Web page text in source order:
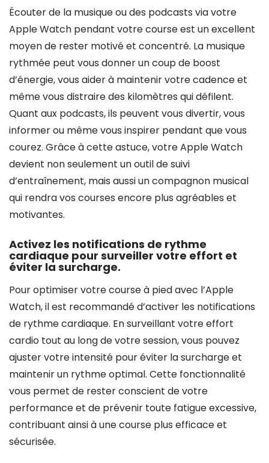
Écouter de la musique ou des podcasts via votre
Apple Watch pendant votre course est un excellent
moyen de rester motivé et concentré. La musique
rythmée peut vous donner un coup de boost
d’énergie, vous aider à maintenir votre cadence et
même vous distraire des kilomètres qui défilent.
Quant aux podcasts, ils peuvent vous divertir, vous
informer ou même vous inspirer pendant que vous
courez. Grâce à cette astuce, votre Apple Watch
devient non seulement un outil de suivi
d’entraînement, mais aussi un compagnon musical
qui rendra vos courses encore plus agréables et
motivantes.
Activez les notifications de rythme
cardiaque pour surveiller votre effort et
éviter la surcharge.
Pour optimiser votre course à pied avec l’Apple
Watch, il est recommandé d’activer les notifications
de rythme cardiaque. En surveillant votre effort
cardio tout au long de votre session, vous pouvez
ajuster votre intensité pour éviter la surcharge et
maintenir un rythme optimal. Cette fonctionnalité
vous permet de rester conscient de votre
performance et de prévenir toute fatigue excessive,
contribuant ainsi à une course plus efficace et
sécurisée.